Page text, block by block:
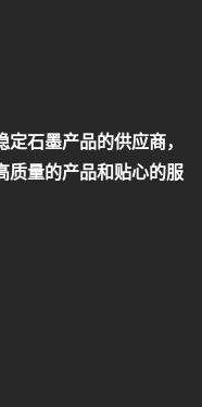
石墨产品的供应商，
质量的产品和贴心的服